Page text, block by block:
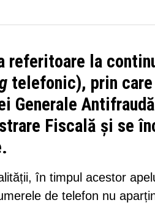
referitoare la
telefonic), prin
Generale
Fiscală și se
în timpul acestor
de telefon nu